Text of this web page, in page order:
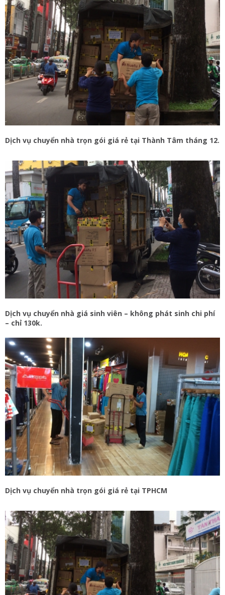
Dịch vụ chuyển nhà trọn gói giá rẻ tại Thành Tâm tháng 12.
Dịch vụ chuyển nhà giá sinh viên – không phát sinh chi phí
– chỉ 130k.
Dịch vụ chuyển nhà trọn gói giá rẻ tại TPHCM